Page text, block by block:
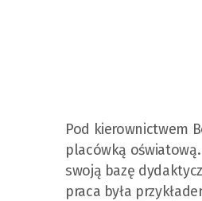
Pod kierownictwem
placówką
swoją bazę
praca była